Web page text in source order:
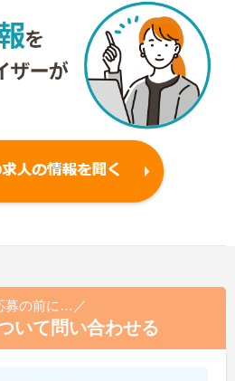
募の前に…／
いて問い合わせる